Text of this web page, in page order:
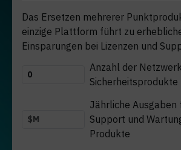
Das Ersetzen mehrerer
einzige Plattform führt zu
Einsparungen bei Lizenzen und
Anzahl der
Sicherheitsprodukte
Jährliche Ausgaben
Support und
Produkte